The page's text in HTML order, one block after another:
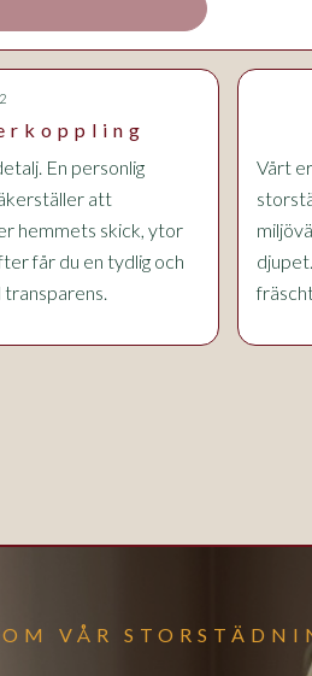
En personlig
att
hemmets skick, ytor
får du en tydlig och
Vårt
OM VÅR